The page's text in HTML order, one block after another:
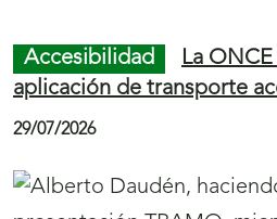
N
o
t
i
Accesibilidad
La
aplicación de transporte
29/07/2026